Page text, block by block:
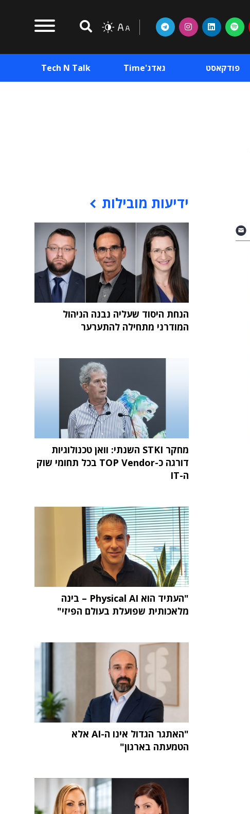
פודקאסט גאדג'Time Tech N Talk
ידיעות מובילות
הנחת היסוד שעליה נבנה הניהול
המודרני מתחילה להתערער
מחקר STKI השנתי: וואן טכנולוגיות
דורגה כ-TOP Vendor בכל תחומי שוק
ה-IT
"העתיד הוא Physical AI – בינה
מלאכותית שפועלת בעולם הפיזי"
"האתגר הגדול אינו ה-AI אלא
הטמעתה בארגון"